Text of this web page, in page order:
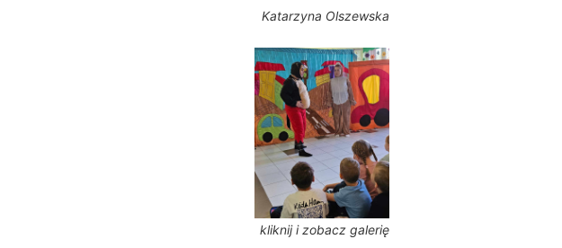
Katarzyna Olszewska
kliknij i zobacz galerię